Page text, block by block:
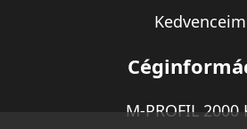
Kedvenceim
M-PROFIL 2000